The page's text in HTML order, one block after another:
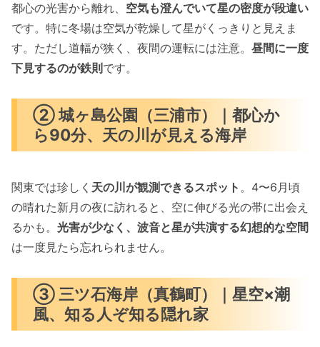
都心の光害から離れ、 空気も澄んでいて星の密度が段違い
です。特に冬場は空気が乾燥して星がくっきりと見えま
す。ただし道幅が狭く、夜間の運転には注意。 昼間に一度
下見するのが鉄則 です。
② 城ヶ島公園（三浦市）｜都心か
ら90分、天の川が見える海岸
関東では珍しく 天の川が観測できるスポット 。4〜6月頃
の晴れた新月の夜に訪れると、空に伸びる光の帯に出会え
るかも。 光害が少なく、波音と星が共演する幻想的な空間
は一度見たら忘れられません。
③ 三ツ石海岸（真鶴町）｜星空×潮
風、知る人ぞ知る隠れ家